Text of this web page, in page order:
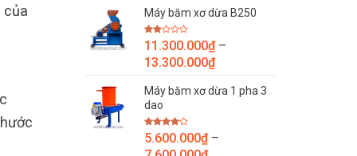
của
từ
đến
15.900.000₫
Máy băm xơ dừa B250
Được
xếp
hạng
2.00
sao
11.300.000₫ –
13.300.000₫Khoảng
từ
Máy băm xơ dừa 1 pha 3
dao
Được
xếp
hạng
5.600.000₫ –